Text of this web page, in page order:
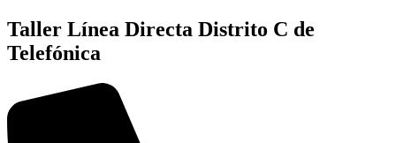
Taller Línea Directa Distrito C de
Telefónica